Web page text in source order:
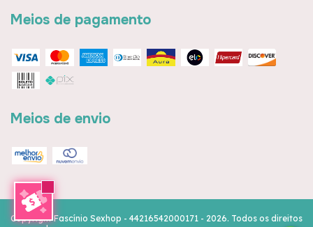
Meios de pagamento
Meios de envio
Copyright Fascínio Sexhop - 44216542000171 - 2026. Todos os direitos